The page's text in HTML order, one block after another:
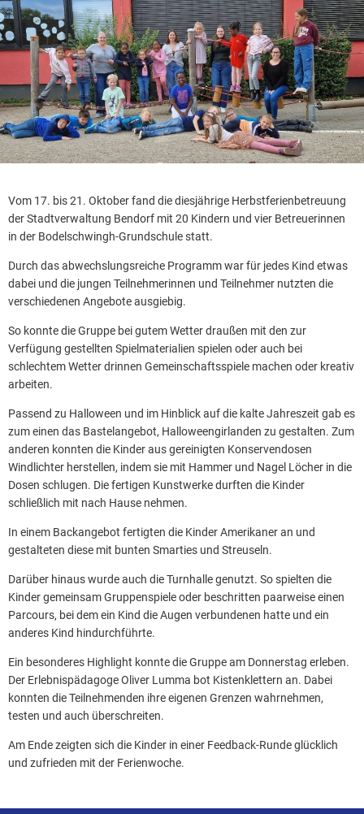
Vom 17. bis 21. Oktober fand die diesjährige Herbstferienbetreuung
der Stadtverwaltung Bendorf mit 20 Kindern und vier Betreuerinnen
in der Bodelschwingh-Grundschule statt.
Durch das abwechslungsreiche Programm war für jedes Kind etwas
dabei und die jungen Teilnehmerinnen und Teilnehmer nutzten die
verschiedenen Angebote ausgiebig.
So konnte die Gruppe bei gutem Wetter draußen mit den zur
Verfügung gestellten Spielmaterialien spielen oder auch bei
schlechtem Wetter drinnen Gemeinschaftsspiele machen oder kreativ
arbeiten.
Passend zu Halloween und im Hinblick auf die kalte Jahreszeit gab es
zum einen das Bastelangebot, Halloweengirlanden zu gestalten. Zum
anderen konnten die Kinder aus gereinigten Konservendosen
Windlichter herstellen, indem sie mit Hammer und Nagel Löcher in die
Dosen schlugen. Die fertigen Kunstwerke durften die Kinder
schließlich mit nach Hause nehmen.
In einem Backangebot fertigten die Kinder Amerikaner an und
gestalteten diese mit bunten Smarties und Streuseln.
Darüber hinaus wurde auch die Turnhalle genutzt. So spielten die
Kinder gemeinsam Gruppenspiele oder beschritten paarweise einen
Parcours, bei dem ein Kind die Augen verbundenen hatte und ein
anderes Kind hindurchführte.
Ein besonderes Highlight konnte die Gruppe am Donnerstag erleben.
Der Erlebnispädagoge Oliver Lumma bot Kistenklettern an. Dabei
konnten die Teilnehmenden ihre eigenen Grenzen wahrnehmen,
testen und auch überschreiten.
Am Ende zeigten sich die Kinder in einer Feedback-Runde glücklich
und zufrieden mit der Ferienwoche.